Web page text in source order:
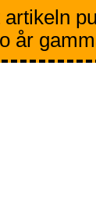
år